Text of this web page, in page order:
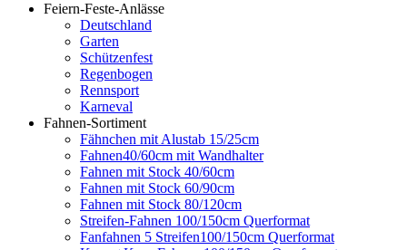
Feiern-Feste-Anlässe
Deutschland
Garten
Schützenfest
Regenbogen
Rennsport
Karneval
Fahnen-Sortiment
Fähnchen mit Alustab 15/25cm
Fahnen40/60cm mit Wandhalter
Fahnen mit Stock 40/60cm
Fahnen mit Stock 60/90cm
Fahnen mit Stock 80/120cm
Streifen-Fahnen 100/150cm Querformat
Fanfahnen 5 Streifen100/150cm Querformat